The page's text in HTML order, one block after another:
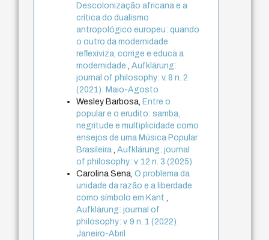
Descolonização africana e a
crítica do dualismo
antropológico europeu: quando
o outro da modernidade
reflexiviza, corrige e educa a
modernidade
,Aufklärung:
journal of philosophy: v. 8 n. 2
(2021): Maio-Agosto
Wesley Barbosa,Entre o
popular e o erudito: samba,
negritude e multiplicidade como
ensejos de uma Música Popular
Brasileira ,Aufklärung: journal
of philosophy: v. 12 n. 3 (2025)
Carolina Sena,O problema da
unidade da razão e a liberdade
como símbolo em Kant
Aufklärung: journal of
philosophy: v. 9 n. 1 (2022):
Janeiro-Abril